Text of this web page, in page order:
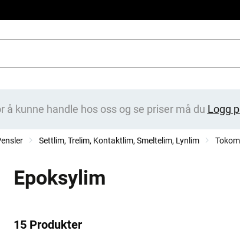
å kunne handle hos oss og se priser må du Logg
Settlim, Trelim, Kontaktlim, Smeltelim, Lynlim
Epoksylim
15 Produkter